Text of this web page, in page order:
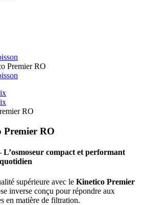
Premier RO
Premier RO
compact et performant
supérieure avec le Kinetico Premier
inverse conçu pour répondre aux
en matière de filtration.